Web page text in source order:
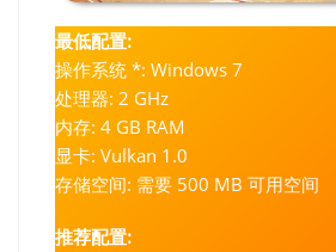
最低配置:
操作系统 *: Windows 7
处理器: 2 GHz
内存: 4 GB RAM
显卡: Vulkan 1.0
存储空间: 需要 500 MB 可用空间
推荐配置: